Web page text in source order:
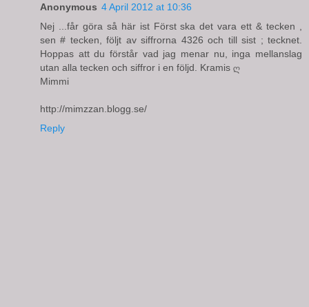
Anonymous 4 April 2012 at 10:36
Nej ...får göra så här ist Först ska det vara ett & tecken ,
sen # tecken, följt av siffrorna 4326 och till sist ; tecknet.
Hoppas att du förstår vad jag menar nu, inga mellanslag
utan alla tecken och siffror i en följd. Kramis ღ
Mimmi
http://mimzzan.blogg.se/
Reply